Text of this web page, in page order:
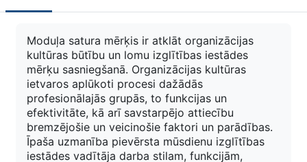
Moduļa satura mērķis ir atklāt organizācijas
kultūras būtību un lomu izglītības iestādes
mērķu sasniegšanā. Organizācijas kultūras
ietvaros aplūkoti procesi dažādās
profesionālajās grupās, to funkcijas un
efektivitāte, kā arī savstarpējo attiecību
bremzējošie un veicinošie faktori un parādības.
Īpaša uzmanība pievērsta mūsdienu izglītības
iestādes vadītāja darba stilam, funkcijām,